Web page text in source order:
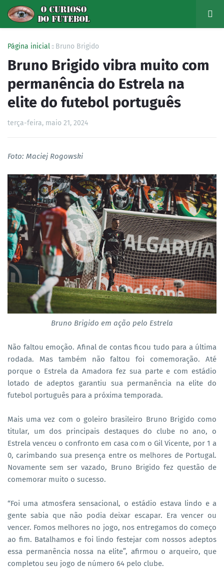
Página inicial Bruno Brigido
Bruno Brigido vibra muito com
permanência do Estrela na
elite do futebol português
terça-feira, maio 21, 2024
Foto: Maciej Rogowski
Bruno Brigido em ação pelo Estrela
Não faltou emoção. Afinal de contas ficou tudo para a última
rodada. Mas também não faltou foi comemoração. Até
porque o Estrela da Amadora fez sua parte e com estádio
lotado de adeptos garantiu sua permanência na elite do
futebol português para a próxima temporada.
Mais uma vez com o goleiro brasileiro Bruno Brigido como
titular, um dos principais destaques do clube no ano, o
Estrela venceu o confronto em casa com o Gil Vicente, por 1 a
0, carimbando sua presença entre os melhores de Portugal.
Novamente sem ser vazado, Bruno Brigido fez questão de
comemorar muito o sucesso.
“Foi uma atmosfera sensacional, o estádio estava lindo e a
gente sabia que não podia deixar escapar. Era vencer ou
vencer. Fomos melhores no jogo, nos entregamos do começo
ao fim. Batalhamos e foi lindo festejar com nossos adeptos
essa permanência nossa na elite”, afirmou o arqueiro, que
completou seu jogo de número 64 pelo clube.